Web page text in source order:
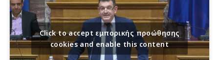
Click to accept εμπορικής προώθησης
cookies and enable this content